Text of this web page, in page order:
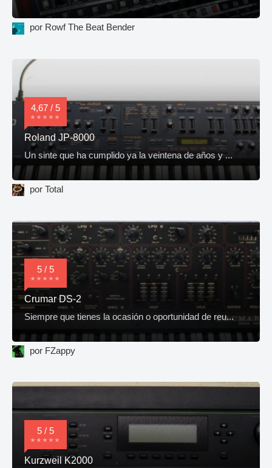
por Rowf The Beat Bender
4,67 / 5
Roland JP-8000
Un sinte que ha cumplido ya la veintena de años y ...
por Total
5 / 5
Crumar DS-2
Siempre que tienes la ocasión o oportunidad de reu...
por FZappy
5 / 5
Kurzweil K2000